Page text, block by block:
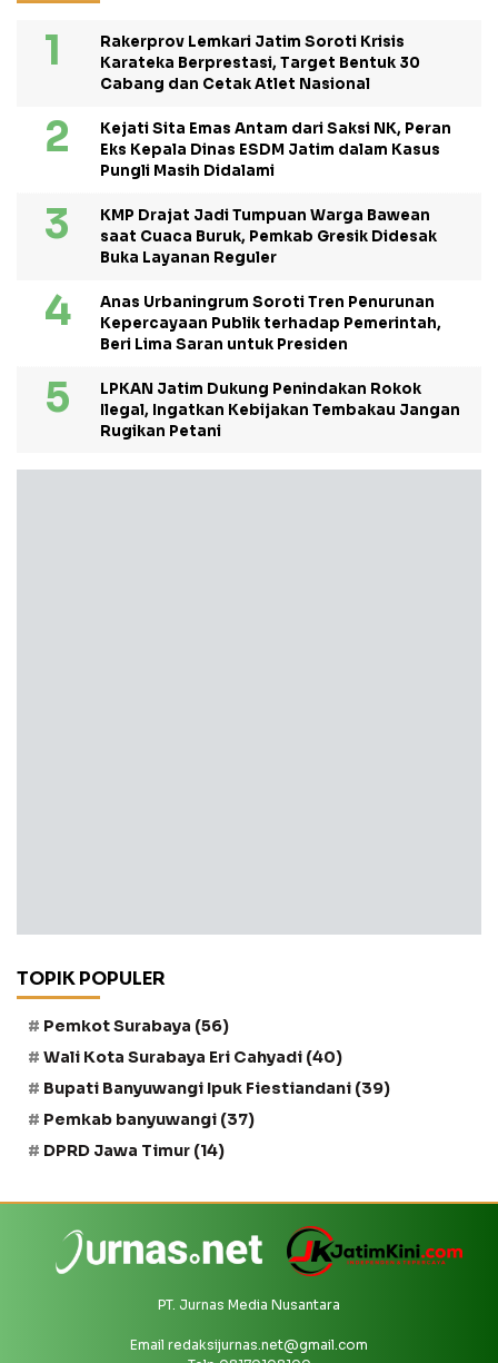
Rakerprov Lemkari Jatim Soroti Krisis
Karateka Berprestasi, Target Bentuk 30
Cabang dan Cetak Atlet Nasional
Kejati Sita Emas Antam dari Saksi NK, Peran
Eks Kepala Dinas ESDM Jatim dalam Kasus
Pungli Masih Didalami
KMP Drajat Jadi Tumpuan Warga Bawean
saat Cuaca Buruk, Pemkab Gresik Didesak
Buka Layanan Reguler
Anas Urbaningrum Soroti Tren Penurunan
Kepercayaan Publik terhadap Pemerintah,
Beri Lima Saran untuk Presiden
LPKAN Jatim Dukung Penindakan Rokok
Ilegal, Ingatkan Kebijakan Tembakau Jangan
Rugikan Petani
TOPIK POPULER
Pemkot Surabaya (56)
Wali Kota Surabaya Eri Cahyadi (40)
Bupati Banyuwangi Ipuk Fiestiandani (39)
Pemkab banyuwangi (37)
DPRD Jawa Timur (14)
PT. Jurnas Media Nusantara
Email redaksijurnas.net@gmail.com